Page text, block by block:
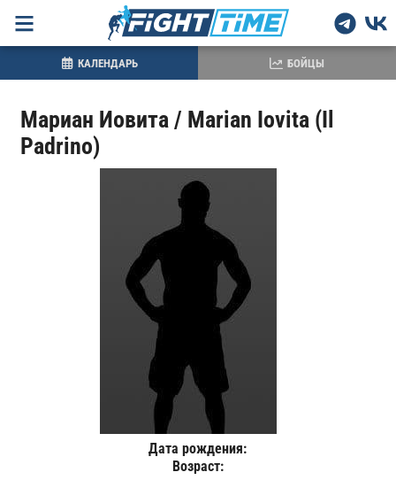
Мариан Иовита / Marian Iovita (Il
Padrino)
Дата рождения:
Возраст:
КАЛЕНДАРЬ БОЙЦЫ